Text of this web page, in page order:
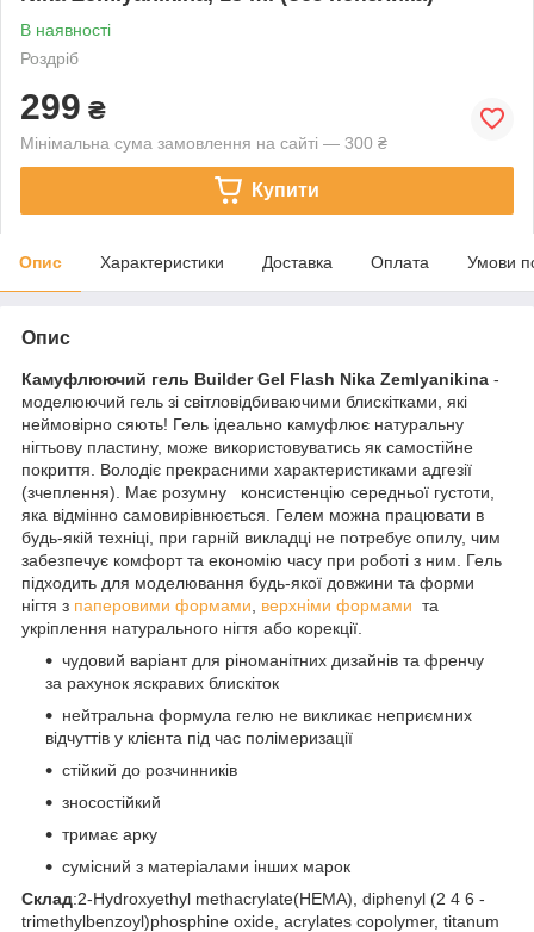
В наявності
Роздріб
299 ₴
Мінімальна сума замовлення на сайті — 300 ₴
Купити
Опис Характеристики Доставка Оплата Умови
Опис
Камуфлюючий гель Builder Gel Flash Nika Zemlyanikina -
моделюючий гель зі світловідбиваючими блискітками, які
неймовірно сяють! Гель ідеально камуфлює натуральну
нігтьову пластину, може використовуватись як самостійне
покриття. Володіє прекрасними характеристиками адгезії
(зчеплення). Має розумну консистенцію середньої густоти,
яка відмінно самовирівнюється. Гелем можна працювати в
будь-якій техніці, при гарній викладці не потребує опилу, чим
забезпечує комфорт та економію часу при роботі з ним. Гель
підходить для моделювання будь-якої довжини та форми
нігтя з паперовими формами верхніми формами та
укріплення натурального нігтя або корекції.
чудовий варіант для ріноманітних дизайнів та френчу
за рахунок яскравих блискіток
нейтральна формула гелю не викликає неприємних
відчуттів у клієнта під час полімеризації
стійкий до розчинників
зносостійкий
тримає арку
сумісний з матеріалами інших марок
Склад:2-Hydroxyethyl methacrylate(HEMA), diphenyl (2 4 6 -
trimethylbenzoyl)phosphine oxide, acrylates copolymer, titanum